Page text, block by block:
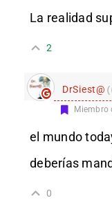
La realidad
2
DrSiest@
Miembro
el mundo
deberías
0